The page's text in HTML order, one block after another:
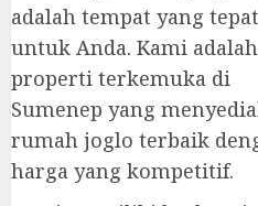
adalah tempat yang tepat
untuk Anda. Kami
properti terkemuka di
Sumenep yang
rumah joglo terbaik
harga yang kompetitif.